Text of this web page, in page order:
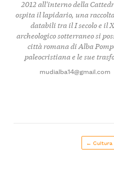
2012 all'interno della
ospita il lapidario, una
databili tra il I secolo e il
archeologico sotterraneo si
città romana di Alba
paleocristiana e le sue
mudialba14@gmail.com
← Cultura